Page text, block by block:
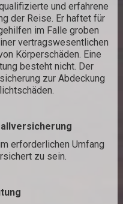
und erfahrene
der Reise. Er haftet für
im Falle groben
vertragswesentlichen
Körperschäden. Eine
besteht nicht. Der
zur Abdeckung
erforderlichen Umfang
zu sein.